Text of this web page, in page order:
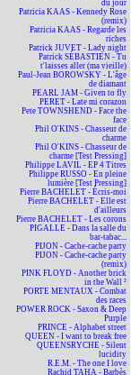
du jour
Patricia KAAS - Kennedy Rose
(remix)
Patricia KAAS - Regarde les
riches
Patrick JUVET - Lady night
Patrick SÉBASTIEN - Tu
t'laisses aller (ma vieille)
Paul-Jean BOROWSKY - L'âge
de diamant
PEARL JAM - Given to fly
PERET - Late mi corazon
Pete TOWNSHEND - Face the
face
Phil O'KINS - Chasseur de
charme
Phil O'KINS - Chasseur de
charme [Test Pressing]
Philippe LAVIL - EP 4 Titres
Philippe RUSSO - En pleine
lumière [Test Pressing]
Pierre BACHELET - Écris-moi
Pierre BACHELET - Elle est
d'ailleurs
Pierre BACHELET - Les corons
PIGALLE - Dans la salle du
bar-tabac...
PIJON - Cache-cache party
PIJON - Cache-cache party
(remix)
PINK FLOYD - Another brick
in the Wall ²
PORTE MENTAUX - Combat
des races
POWER ROCK - Saxon & Deep
Purple
PRINCE - Alphabet street
QUEEN - I want to break free
QUEENSRYCHE - Silent
lucidity
R.E.M. - The one I love
Rachid TAHA - Barbès